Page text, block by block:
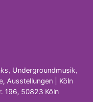
Undergroundmusik,
Ausstellungen | Köln
196, 50823 Köln